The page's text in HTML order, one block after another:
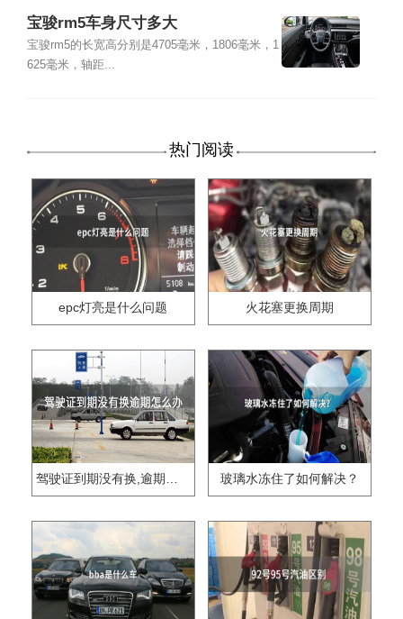
宝骏rm5车身尺寸多大
宝骏rm5的长宽高分别是4705毫米，1806毫米，1
625毫米，轴距...
热门阅读
epc灯亮是什么问题 火花塞更换周期
驾驶证到期没有换,逾期怎么办?? 玻璃水冻住了如何解决？